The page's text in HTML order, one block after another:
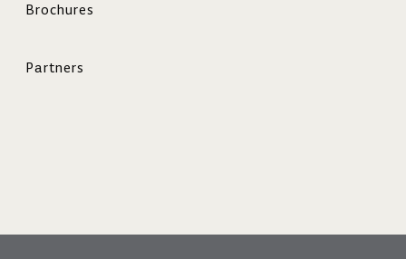
Brochures
Partners